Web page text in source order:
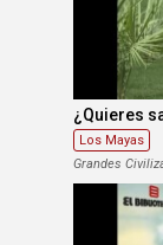
¿Quieres
Los Mayas
Grandes